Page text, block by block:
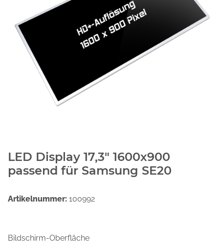
LED Display 17,3" 1600x900
passend für Samsung SE20
Artikelnummer: 100992
Bildschirm-Oberfläche